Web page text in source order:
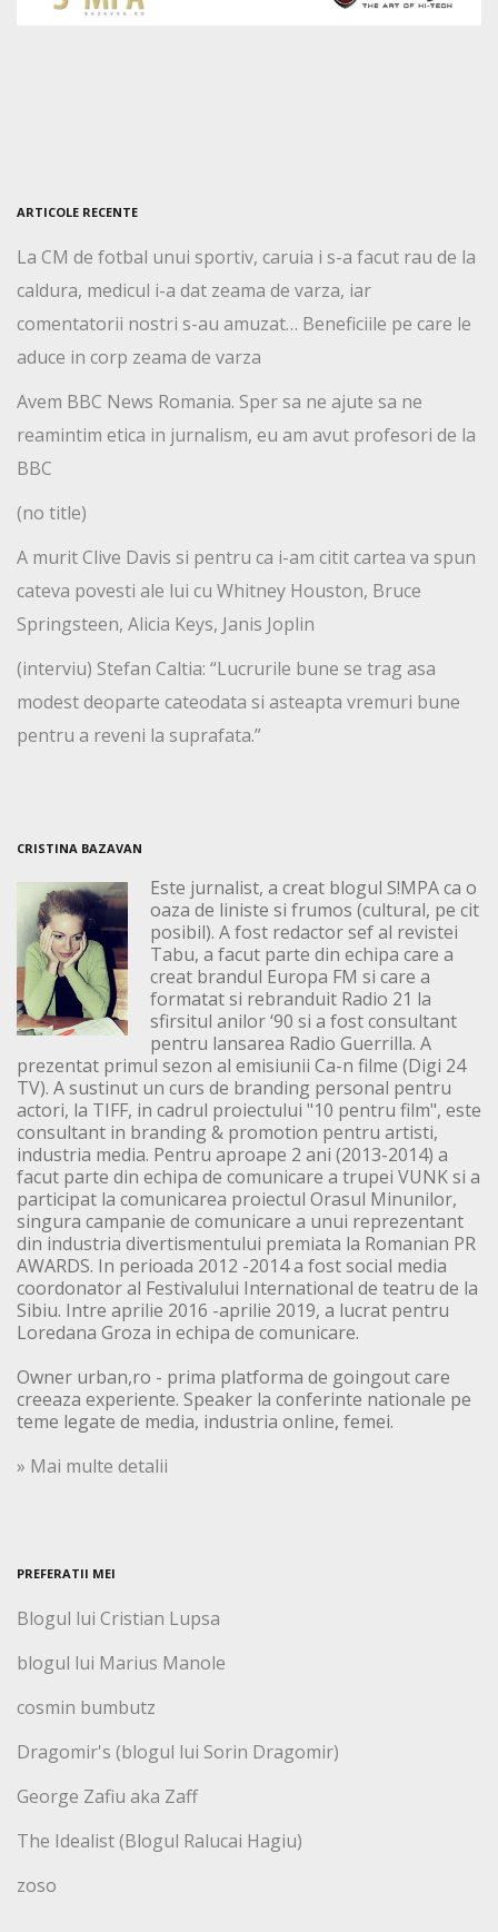
ARTICOLE RECENTE
La CM de fotbal unui sportiv, caruia i s-a facut rau de la
caldura, medicul i-a dat zeama de varza, iar
comentatorii nostri s-au amuzat… Beneficiile pe care le
aduce in corp zeama de varza
Avem BBC News Romania. Sper sa ne ajute sa ne
reamintim etica in jurnalism, eu am avut profesori de la
BBC
(no title)
A murit Clive Davis si pentru ca i-am citit cartea va spun
cateva povesti ale lui cu Whitney Houston, Bruce
Springsteen, Alicia Keys, Janis Joplin
(interviu) Stefan Caltia: “Lucrurile bune se trag asa
modest deoparte cateodata si asteapta vremuri bune
pentru a reveni la suprafata.”
CRISTINA BAZAVAN
Este jurnalist, a creat blogul S!MPA ca o
oaza de liniste si frumos (cultural, pe cit
posibil). A fost redactor sef al revistei
Tabu, a facut parte din echipa care a
creat brandul Europa FM si care a
formatat si rebranduit Radio 21 la
sfirsitul anilor ‘90 si a fost consultant
pentru lansarea Radio Guerrilla. A
prezentat primul sezon al emisiunii Ca-n filme (Digi 24
TV). A sustinut un curs de branding personal pentru
actori, la TIFF, in cadrul proiectului "10 pentru film", este
consultant in branding & promotion pentru artisti,
industria media. Pentru aproape 2 ani (2013-2014) a
facut parte din echipa de comunicare a trupei VUNK si a
participat la comunicarea proiectul Orasul Minunilor,
singura campanie de comunicare a unui reprezentant
din industria divertismentului premiata la Romanian PR
AWARDS. In perioada 2012 -2014 a fost social media
coordonator al Festivalului International de teatru de la
Sibiu. Intre aprilie 2016 -aprilie 2019, a lucrat pentru
Loredana Groza in echipa de comunicare.
Owner urban,ro - prima platforma de goingout care
creeaza experiente. Speaker la conferinte nationale pe
teme legate de media, industria online, femei.
» Mai multe detalii
PREFERATII MEI
Blogul lui Cristian Lupsa
blogul lui Marius Manole
cosmin bumbutz
Dragomir's (blogul lui Sorin Dragomir)
George Zafiu aka Zaff
The Idealist (Blogul Ralucai Hagiu)
zoso